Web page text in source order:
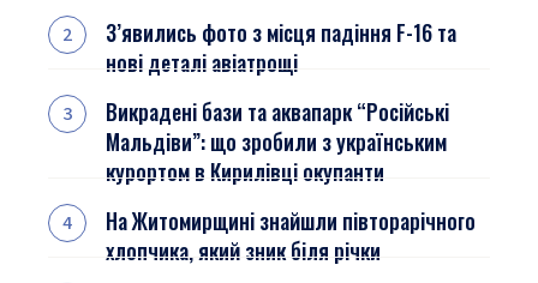
З’явились фото з місця падіння F-16 та
нові деталі авіатрощі
Викрадені бази та аквапарк “Російські
Мальдіви”: що зробили з українським
курортом в Кирилівці окупанти
На Житомирщині знайшли півторарічного
хлопчика, який зник біля річки